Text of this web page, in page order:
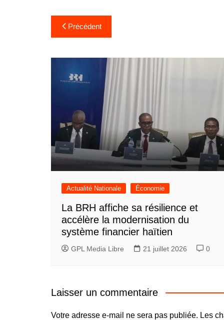
Navigation
de
l’article
Précédent
Actualité Nationale Économie
La BRH affiche sa résilience et
accélère la modernisation du
système financier haïtien
GPL Media Libre 21 juillet 2026 0
Laisser un commentaire
Votre adresse e-mail ne sera pas publiée. Les